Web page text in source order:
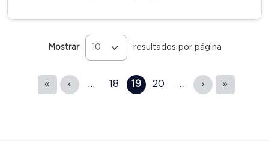
Mostrar resultados por página
Páginas
« ‹ … 18 19 20 … › »